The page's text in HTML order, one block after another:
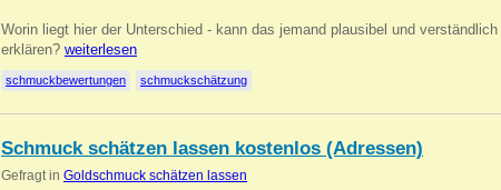
Worin liegt hier der Unterschied - kann das jemand plausibel und verständlich
erklären? weiterlesen
schmuckbewertungen schmuckschätzung
Schmuck schätzen lassen kostenlos (Adressen)
Gefragt in Goldschmuck schätzen lassen